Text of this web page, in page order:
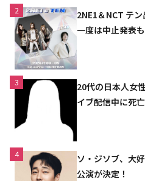
2
2NE1＆NCT テン
一度は中止発表
3
20代の日本人女
イブ配信中に死
4
ソ・ジソブ、大
公演が決定！